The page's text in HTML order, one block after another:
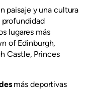
paisaje y una cultura
profundidad
lugares más
of Edinburgh,
Castle, Princes
más deportivas